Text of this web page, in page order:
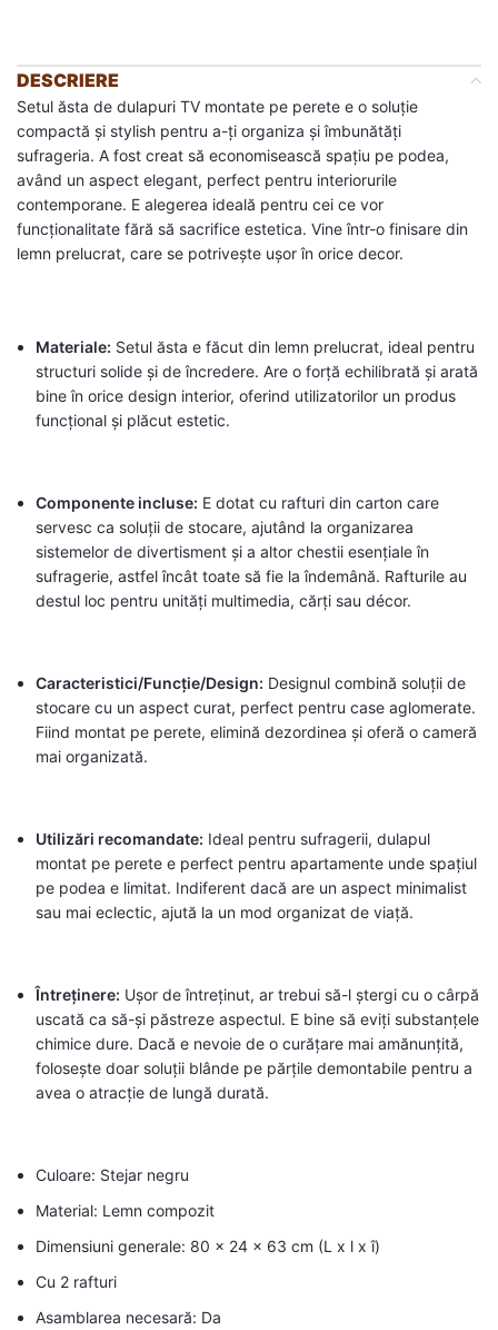
DESCRIERE
Setul ăsta de dulapuri TV montate pe perete e o soluție
compactă și stylish pentru a-ți organiza și îmbunătăți
sufrageria. A fost creat să economisească spațiu pe podea,
având un aspect elegant, perfect pentru interiorurile
contemporane. E alegerea ideală pentru cei ce vor
funcționalitate fără să sacrifice estetica. Vine într-o finisare din
lemn prelucrat, care se potrivește ușor în orice decor.
Materiale: Setul ăsta e făcut din lemn prelucrat, ideal pentru
structuri solide și de încredere. Are o forță echilibrată și arată
bine în orice design interior, oferind utilizatorilor un produs
funcțional și plăcut estetic.
Componente incluse: E dotat cu rafturi din carton care
servesc ca soluții de stocare, ajutând la organizarea
sistemelor de divertisment și a altor chestii esențiale în
sufragerie, astfel încât toate să fie la îndemână. Rafturile au
destul loc pentru unități multimedia, cărți sau décor.
Caracteristici/Funcție/Design: Designul combină soluții de
stocare cu un aspect curat, perfect pentru case aglomerate.
Fiind montat pe perete, elimină dezordinea și oferă o cameră
mai organizată.
Utilizări recomandate: Ideal pentru sufragerii, dulapul
montat pe perete e perfect pentru apartamente unde spațiul
pe podea e limitat. Indiferent dacă are un aspect minimalist
sau mai eclectic, ajută la un mod organizat de viață.
Întreținere: Ușor de întreținut, ar trebui să-l ștergi cu o cârpă
uscată ca să-și păstreze aspectul. E bine să eviți substanțele
chimice dure. Dacă e nevoie de o curățare mai amănunțită,
folosește doar soluții blânde pe părțile demontabile pentru a
avea o atracție de lungă durată.
Culoare: Stejar negru
Material: Lemn compozit
Dimensiuni generale: 80 x 24 x 63 cm (L x l x î)
Cu 2 rafturi
Asamblarea necesară: Da